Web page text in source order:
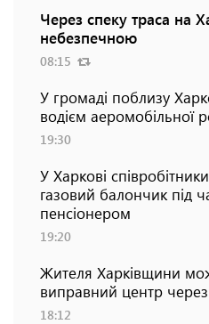
Через спеку траса на
небезпечною
08:15
У громаді поблизу
водієм аеромобільної
19:30
У Харкові
газовий балончик під
пенсіонером
19:20
Жителя Харківщини
виправний центр через
18:12